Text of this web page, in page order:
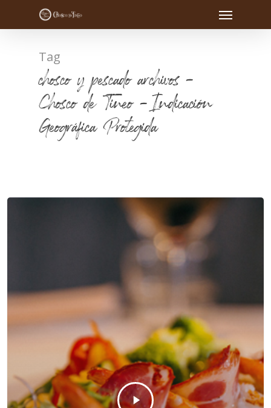
Tag
chosco y pescado archivos -
Chosco de Tineo - Indicación
Geográfica Protegida